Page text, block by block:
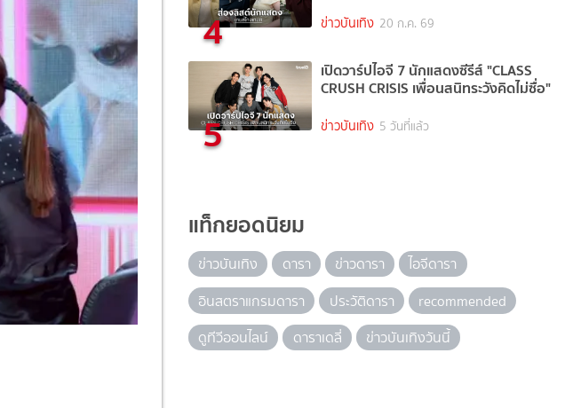
4 ข่าวบันเทิง 20 ก.ค. 69
5
เปิดวาร์ปไอจี 7 นักแสดงซีรีส์ "CLASS
CRUSH CRISIS เพื่อนสนิทระวังคิดไม่ซื่อ"
ข่าวบันเทิง 5 วันที่แล้ว
แท็กยอดนิยม
ข่าวบันเทิง ดารา ข่าวดารา
ไอจีดารา
อินสตราแกรมดารา
ประวัติดารา
recommended
ดูทีวีออนไลน์
ดาราเดลี่ ข่าวบันเทิงวันนี้